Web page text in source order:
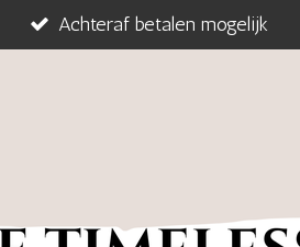
Achteraf betalen mogelijk